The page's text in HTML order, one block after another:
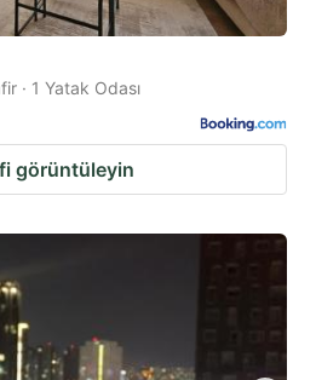
· 1 Yatak Odası
görüntüleyin